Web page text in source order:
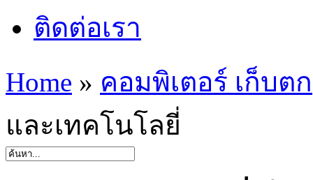
ติดต่อเรา
Home » คอมพิเตอร์ เก็บตก
และเทคโนโลยี่